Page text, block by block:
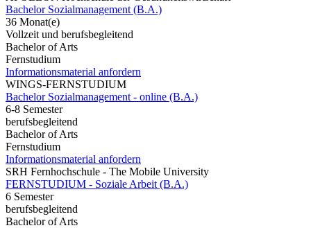
Bachelor Sozialmanagement (B.A.)
36 Monat(e)
Vollzeit und berufsbegleitend
Bachelor of Arts
Fernstudium
Informationsmaterial anfordern
WINGS-FERNSTUDIUM
Bachelor Sozialmanagement - online (B.A.)
6-8 Semester
berufsbegleitend
Bachelor of Arts
Fernstudium
Informationsmaterial anfordern
SRH Fernhochschule - The Mobile University
FERNSTUDIUM - Soziale Arbeit (B.A.)
6 Semester
berufsbegleitend
Bachelor of Arts